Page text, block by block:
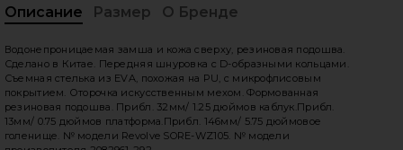
Описание
Размер О Бренде
Водонепроницаемая замша и кожа сверху, резиновая подошва.
Сделано в Китае. Передняя шнуровка с D-образными кольцами.
Съемная стелька из EVA, похожая на PU, с микрофлисовым
покрытием. Оторочка искусственным мехом. Формованная
резиновая подошва. Прибл. 32мм/ 1.25 дюймов каблук.Прибл.
13мм/ 0.75 дюймов платформа.Прибл. 146мм/ 5.75 дюймовое
голенище. № модели Revolve SORE-WZ105. № модели